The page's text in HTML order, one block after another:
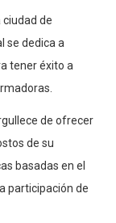
de
se dedica a
tener éxito a
de ofrecer
de su
basadas en el
participación de